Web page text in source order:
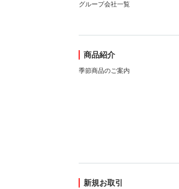
グループ会社一覧
商品紹介
季節商品のご案内
新規お取引